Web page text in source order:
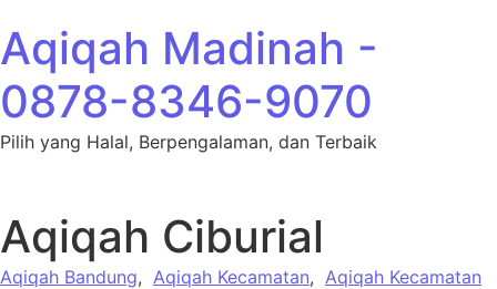
Aqiqah Madinah -
0878-8346-9070
Pilih yang Halal, Berpengalaman, dan Terbaik
Aqiqah Ciburial
Aqiqah Bandung, Aqiqah Kecamatan, Aqiqah Kecamatan